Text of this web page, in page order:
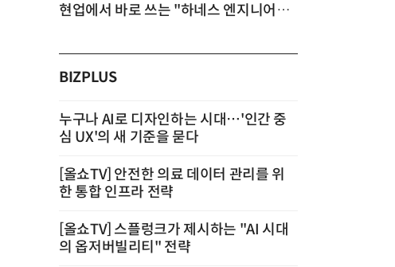
현업에서 바로 쓰는 "하네스 엔지니어링" 실습 교육
BIZPLUS
누구나 AI로 디자인하는 시대…'인간 중
심 UX'의 새 기준을 묻다
[올쇼TV] 안전한 의료 데이터 관리를 위
한 통합 인프라 전략
[올쇼TV] 스플렁크가 제시하는 "AI 시대
의 옵저버빌리티" 전략